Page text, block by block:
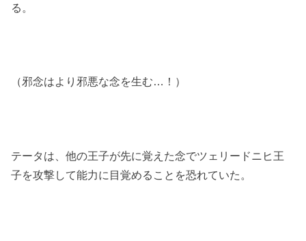
る。
（邪念はより邪悪な念を生む…！）
テータは、他の王子が先に覚えた念でツェリードニヒ王
子を攻撃して能力に目覚めることを恐れていた。